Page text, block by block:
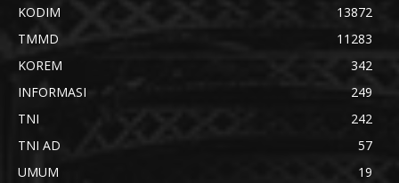
KODIM
13872
TMMD
11283
KOREM
342
INFORMASI
249
TNI
242
TNI AD
57
UMUM
19